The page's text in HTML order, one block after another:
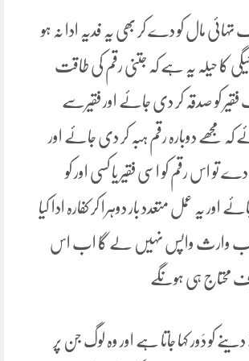
مال کو دے کر بھی یہ فدیہ ادا نہ ہو
کا حیلہ یہ ہے کہ جتنی رقم کی طاقت
کو صدقہ کر دی جائے اور فقیرسے
مجھے دوبارہ رقم ہبہ کر دی جائے اور
دے تو اس رقم کو اسی فقیر یا کسی اور کو
اور یہ عمل متعدد بار دوہرا کر کفارہ ادا کیا
اب وارث واپس نہیں لے گا اب اس
محتاج ہی ہونگے
کو دَور کہا جاتا ہے اور وہ لوگ جن پر